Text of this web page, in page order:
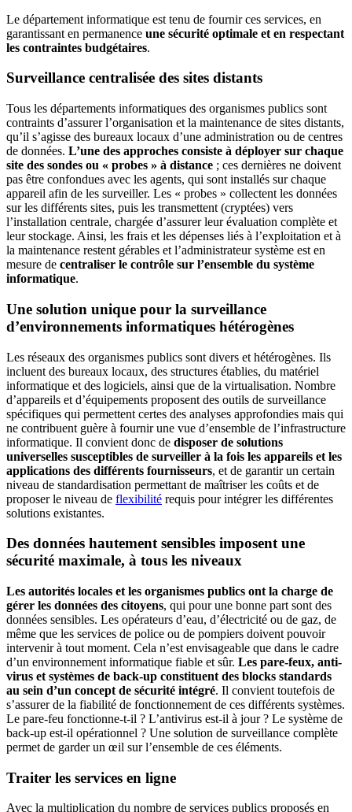
Le département informatique est tenu de fournir ces services, en
garantissant en permanence une sécurité optimale et en respectant
les contraintes budgétaires.
Surveillance centralisée des sites distants
Tous les départements informatiques des organismes publics sont
contraints d’assurer l’organisation et la maintenance de sites distants,
qu’il s’agisse des bureaux locaux d’une administration ou de centres
de données. L’une des approches consiste à déployer sur chaque
site des sondes ou « probes » à distance ; ces dernières ne doivent
pas être confondues avec les agents, qui sont installés sur chaque
appareil afin de les surveiller. Les « probes » collectent les données
sur les différents sites, puis les transmettent (cryptées) vers
l’installation centrale, chargée d’assurer leur évaluation complète et
leur stockage. Ainsi, les frais et les dépenses liés à l’exploitation et à
la maintenance restent gérables et l’administrateur système est en
mesure de centraliser le contrôle sur l’ensemble du système
informatique.
Une solution unique pour la surveillance
d’environnements informatiques hétérogènes
Les réseaux des organismes publics sont divers et hétérogènes. Ils
incluent des bureaux locaux, des structures établies, du matériel
informatique et des logiciels, ainsi que de la virtualisation. Nombre
d’appareils et d’équipements proposent des outils de surveillance
spécifiques qui permettent certes des analyses approfondies mais qui
ne contribuent guère à fournir une vue d’ensemble de l’infrastructure
informatique. Il convient donc de disposer de solutions
universelles susceptibles de surveiller à la fois les appareils et les
applications des différents fournisseurs, et de garantir un certain
niveau de standardisation permettant de maîtriser les coûts et de
proposer le niveau de flexibilité requis pour intégrer les différentes
solutions existantes.
Des données hautement sensibles imposent une
sécurité maximale, à tous les niveaux
Les autorités locales et les organismes publics ont la charge de
gérer les données des citoyens, qui pour une bonne part sont des
données sensibles. Les opérateurs d’eau, d’électricité ou de gaz, de
même que les services de police ou de pompiers doivent pouvoir
intervenir à tout moment. Cela n’est envisageable que dans le cadre
d’un environnement informatique fiable et sûr. Les pare-feux, anti-
virus et systèmes de back-up constituent des blocks standards
au sein d’un concept de sécurité intégré. Il convient toutefois de
s’assurer de la fiabilité de fonctionnement de ces différents systèmes.
Le pare-feu fonctionne-t-il ? L’antivirus est-il à jour ? Le système de
back-up est-il opérationnel ? Une solution de surveillance complète
permet de garder un œil sur l’ensemble de ces éléments.
Traiter les services en ligne
Avec la multiplication du nombre de services publics proposés en